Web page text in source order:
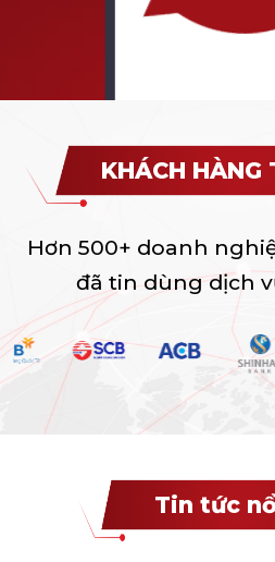
KHÁCH HÀNG
Hơn 500+ doanh
đã tin dùng dịch
Tin tức